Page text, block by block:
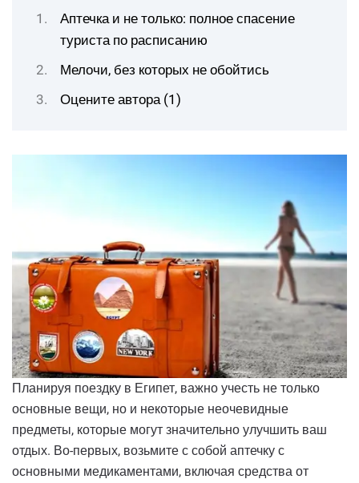
Аптечка и не только: полное спасение
туриста по расписанию
Мелочи, без которых не обойтись
Оцените автора (1)
Планируя поездку в Египет, важно учесть не только
основные вещи, но и некоторые неочевидные
предметы, которые могут значительно улучшить ваш
отдых. Во-первых, возьмите с собой аптечку с
основными медикаментами, включая средства от